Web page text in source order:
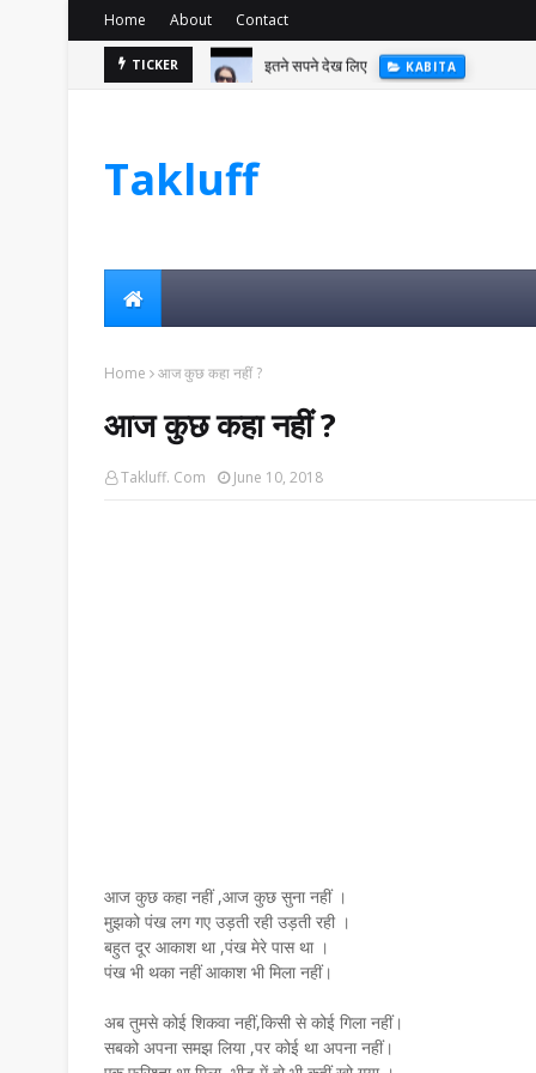
Home About Contact
TICKER इतने सपने देख लिए KABITA
Takluff
Home आज कुछ कहा नहीं ?
आज कुछ कहा नहीं ?
Takluff. Com June 10, 2018
आज कुछ कहा नहीं ,आज कुछ सुना नहीं ।
मुझको पंख लग गए उड़ती रही उड़ती रही ।
बहुत दूर आकाश था ,पंख मेरे पास था ।
पंख भी थका नहीं आकाश भी मिला नहीं।
अब तुमसे कोई शिकवा नहीं,किसी से कोई गिला नहीं।
सबको अपना समझ लिया ,पर कोई था अपना नहीं।